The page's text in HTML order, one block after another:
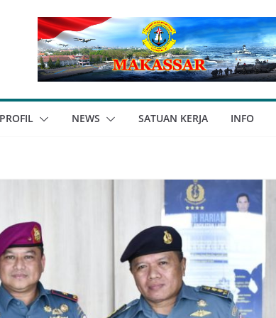
PROFIL NEWS SATUAN KERJA INFO